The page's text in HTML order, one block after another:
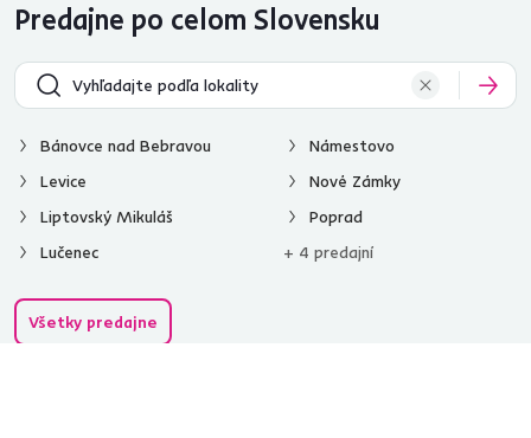
Predajne po celom Slovensku
Bánovce nad Bebravou
Levice
Liptovský Mikuláš
Lučenec
Námestovo
Nové Zámky
Poprad
+ 4 predajní
Všetky predajne